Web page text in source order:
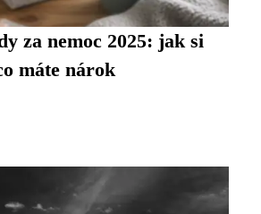
za nemoc 2025: jak si
máte nárok